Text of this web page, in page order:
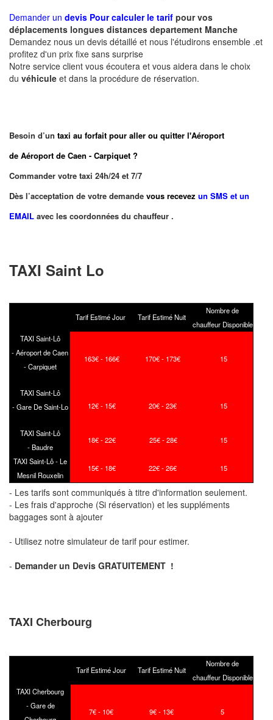
Demander un devis Pour calculer le tarif pour vos
déplacements longues distances departement Manche
Demandez nous un devis détaillé et nous l'étudirons ensemble .et
profitez d'un prix fixe sans surprise
Notre service client vous écoutera et vous aidera dans le choix
du véhicule et dans la procédure de réservation.
Besoin d’un taxi au forfait pour aller ou quitter l'Aéroport
de Aéroport de Caen - Carpiquet ?
Commander votre taxi 24h/24 et 7/7
Dès l’acceptation de votre demande vous recevez un SMS et un
EMAIL avec les coordonnées du chauffeur .
TAXI Saint Lo
Tarif Estimé Jour Tarif Estimé Nuit
Nombre de
chauffeur Disponible
TAXI Saint-Lô
-Aéroport de Caen
- Carpiquet
163€ - 166€ 170€ - 173€ 15
TAXI Saint-Lô
-Gare De Saint-Lo 12€ - 15€ 20€ - 23€ 15
TAXI Saint-Lô
-Baudre
18€ - 22€ 25€ - 28€ 15
TAXI Saint-Lô -Le
Mesnil Rouxelin
15€ - 18€ 22€ - 26€ 15
- Les tarifs sont communiqués à titre d'information seulement.
- Les frais d'approche (Si réservation) et les suppléments
baggages sont à ajouter
- Utilisez notre simulateur de tarif pour estimer.
- Demander un Devis GRATUITEMENT !
TAXI Cherbourg
Tarif Estimé Jour Tarif Estimé Nuit
Nombre de
chauffeur Disponible
TAXI Cherbourg
- Gare de
7€ - 10€ 9€ - 13€ 5